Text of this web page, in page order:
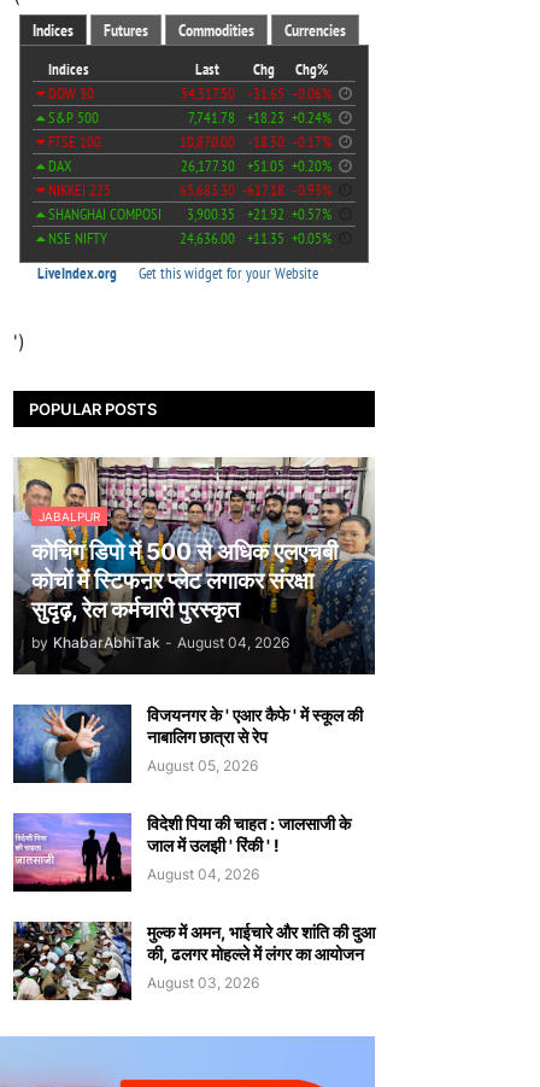
')
POPULAR POSTS
JABALPUR
कोचिंग डिपो में 500 से अधिक एलएचबी
कोचों में स्टिफऩर प्लेट लगाकर संरक्षा
सुदृढ़, रेल कर्मचारी पुरस्कृत
by KhabarAbhiTak - August 04, 2026
विजयनगर के ' एआर कैफे ' में स्कूल की
नाबालिग छात्रा से रेप
August 05, 2026
विदेशी पिया की चाहत : जालसाजी के
जाल में उलझी ' रिंकी ' !
August 04, 2026
मुल्क में अमन, भाईचारे और शांति की दुआ
की, ढलगर मोहल्ले में लंगर का आयोजन
August 03, 2026